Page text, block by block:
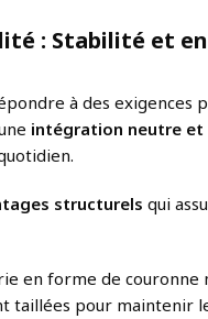
: Stabilité et
à des exigences
intégration neutre et
structurels qui
en forme de couronne
taillées pour maintenir